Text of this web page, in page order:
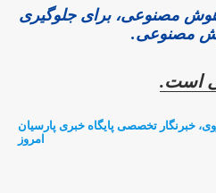
مصنوعی، برای جلوگیری
مصنوعی.
است.
خبرنگار تخصصی پایگاه خبری پارسیان
امروز